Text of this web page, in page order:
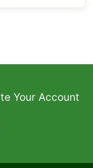
Your Account